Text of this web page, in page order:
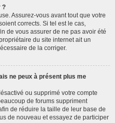
?
Assurez-vous avant tout que votre
corrects. Si tel est le cas,
de vous assurer de ne pas avoir été
du site internet ait un
de la corriger.
ne peux à présent plus me
ou supprimé votre compte
de forums suppriment
de réduire la taille de leur base de
de nouveau et essayez de participer